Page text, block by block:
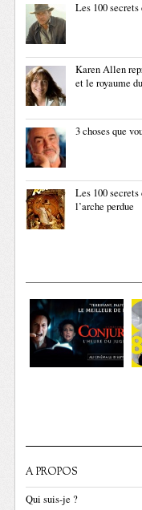
Les 100 secrets
Karen Allen
et le royaume
3 choses que
Les 100
l’arche perdue
A PROPOS
Qui suis-je ?